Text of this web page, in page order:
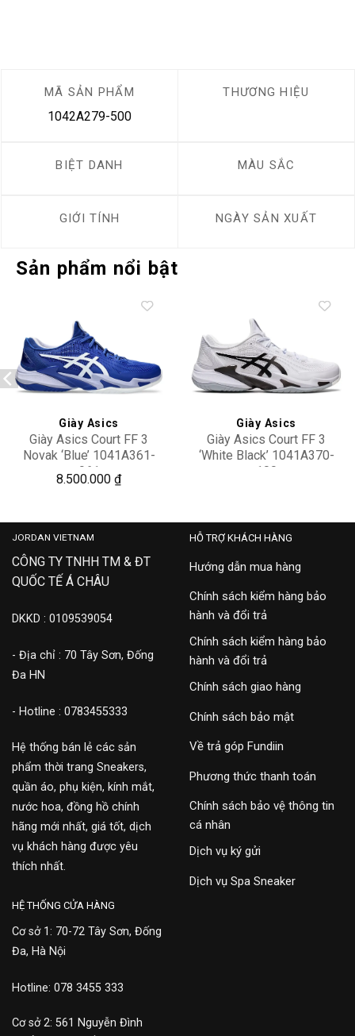
MÃ SẢN PHẨM
1042A279-500
THƯƠNG HIỆU
BIỆT DANH MÀU SẮC
GIỚI TÍNH NGÀY SẢN XUẤT
Sản phẩm nổi bật
wishlist
Giày Asics
Giày Asics Court FF 3
Novak ‘Blue’ 1041A361-
961
8.500.000 ₫
wishlist
Giày Asics
Giày Asics Court FF 3
‘White Black’ 1041A370-
100
JORDAN VIETNAM
CÔNG TY TNHH TM & ĐT
QUỐC TẾ Á CHÂU
DKKD : 0109539054
- Địa chỉ : 70 Tây Sơn, Đống
Đa HN
- Hotline : 0783455333
Hệ thống bán lẻ các sản
phẩm thời trang Sneakers,
quần áo, phụ kiện, kính mắt,
nước hoa, đồng hồ chính
hãng mới nhất, giá tốt, dịch
vụ khách hàng được yêu
thích nhất.
HỖ TRỢ KHÁCH HÀNG
Hướng dẫn mua hàng
Chính sách kiểm hàng bảo
hành và đổi trả
Chính sách kiểm hàng bảo
hành và đổi trả
Chính sách giao hàng
Chính sách bảo mật
Về trả góp Fundiin
Phương thức thanh toán
Chính sách bảo vệ thông tin
cá nhân
Dịch vụ ký gửi
Dịch vụ Spa Sneaker
HỆ THỐNG CỬA HÀNG
Cơ sở 1: 70-72 Tây Sơn, Đống
Đa, Hà Nội
Hotline: 078 3455 333
Cơ sở 2: 561 Nguyễn Đình